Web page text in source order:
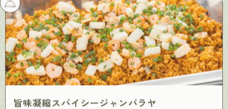
旨味凝縮スパイシージャンバラヤ